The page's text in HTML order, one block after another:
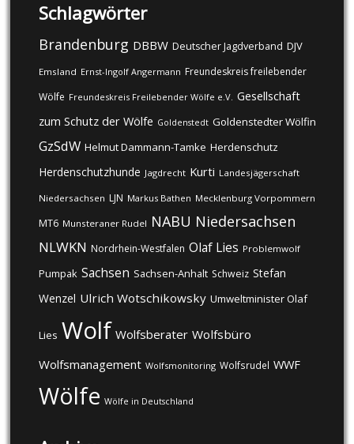
Schlagwörter
Brandenburg DBBW Deutscher Jagdverband DJV
Emsland Ernst-Ingolf Angermann Freundeskreis freilebender
Wölfe Freundeskreis Freilebender Wölfe e.V. Gesellschaft
zum Schutz der Wölfe Goldenstedt Goldenstedter Wölfin
GzSdW Helmut Dammann-Tamke Herdenschutz
Herdenschutzhunde Jagdrecht Kurti Landesjägerschaft
Niedersachsen LJN Markus Bathen Mecklenburg Vorpommern
MT6 Munsteraner Rudel NABU Niedersachsen
NLWKN Nordrhein-Westfalen Olaf Lies Problemwolf
Pumpak Sachsen Sachsen-Anhalt Schweiz Stefan
Wenzel Ulrich Wotschikowsky Umweltminister Olaf
Lies Wolf Wolfsberater Wolfsbüro
Wolfsmanagement Wolfsmonitoring Wolfsrudel WWF
Wölfe Wölfe in Deutschland